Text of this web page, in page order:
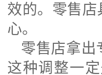
效的。零售
心。
零售店拿出
这种调整一